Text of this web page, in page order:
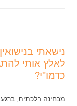
נישאתי
לאלץ אותי
כדמו"י?
מבחינה הלכתית, ברגע